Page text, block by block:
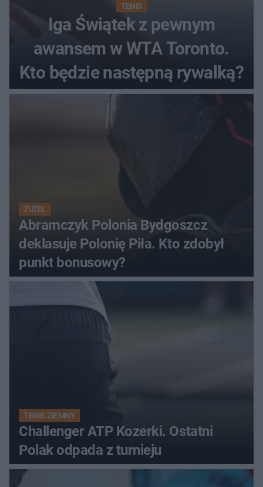
TENIS
Iga Świątek z pewnym
awansem w WTA Toronto.
Kto będzie następną rywalką?
ŻUŻEL
Abramczyk Polonia Bydgoszcz
deklasuje Polonię Piła. Kto zdobył
punkt bonusowy?
TENIS ZIEMNY
Challenger ATP Kozerki. Ostatni
Polak odpada z turnieju